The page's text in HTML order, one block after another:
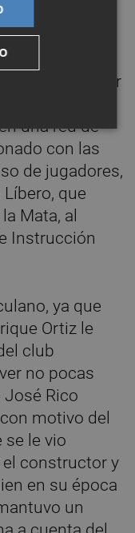
en
y llegar
provisional
una red de
con las
de jugadores,
que
Mata, al
Instrucción
ya que
Ortiz le
club
no pocas
José Rico
motivo del
se le vio
constructor y
en su época
un